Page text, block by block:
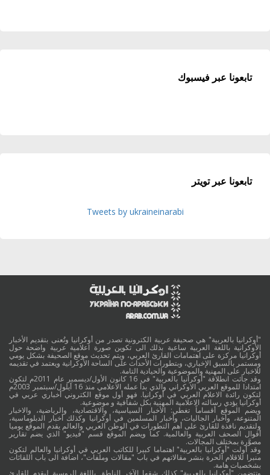
تابعونا عبر فيسبوك
تابعونا عبر تويتر
Tweets by ukraineinarabi
"أوكرانيا بالعربية" هي صحيفة عربية الكترونية تصدر من أوكرانيا وتُعنى بتقديم الأخبار
الأوكرانية باللغة العربية ساعية بذلك الى تكوين صورة اعلامية عربية واضحة حول
أوكرانيا مركزة على اهتمامات القارئ العربي، ويتم تحديث موقع الصحيفة بشكل يومي
ومستمر بالسبق الإخباري، وبتطورات الأحداث على الساحة الأوكرانية ويعتمد في تقديمه
للاخبار على المهنية والموضوعية والحيادية التامة.
وقد جائت انطلاقة "أوكرانيا بالعربية" في 16 كانون الأول/ديسمبر عام 2011م لتكون
امتدادا للموقع العربي الاوكراني والذي بدأ عمله الاعلامي منذ 16 أيلول/سبتمبر 2003م
لتكون رائدة الاعلام العربي في أوكرانيا. فهو أول موقع الكتروني أخباري عربي في
أوكرانيا يؤدي رسالته الاعلامية المهنية بكل شفافية و موضوعية.
ويضم الموقع أقساماً تغطي: الأخبار السياسية، والاقتصادية، والرياضية، والاخبار
المتنوعة، وأخبار الجاليات، وأخبار المسلمين في أوكرانيا وكذلك أخبار الدبلوماسية،
ولتقديم نافذة للقارئ على أهم التطورات في الوطن العربي والعالم يقدم الموقع يوميا
أقوال الصحف العربية والعالمية. كما ويضم الموقع قسم "فيديو" الذي يضم تقارير
مصوَّرة بمختلف المجالات.
وقد أولت "أوكرانيا بالعربية" اهتماما كبيرا للكاتب العربي في أوكرانيا والعالم لتكون
منبرا للاقلام الحرة بنشر مقالاتهم في باب "مقالات وملفات"، اضافة الى باب اللقائات
بشخصيات هامة.
وتتضمن "أوكرانيا بالعربية" كذلك شقها الآخر الناطق باللغة الروسية ليقدم للقارئ